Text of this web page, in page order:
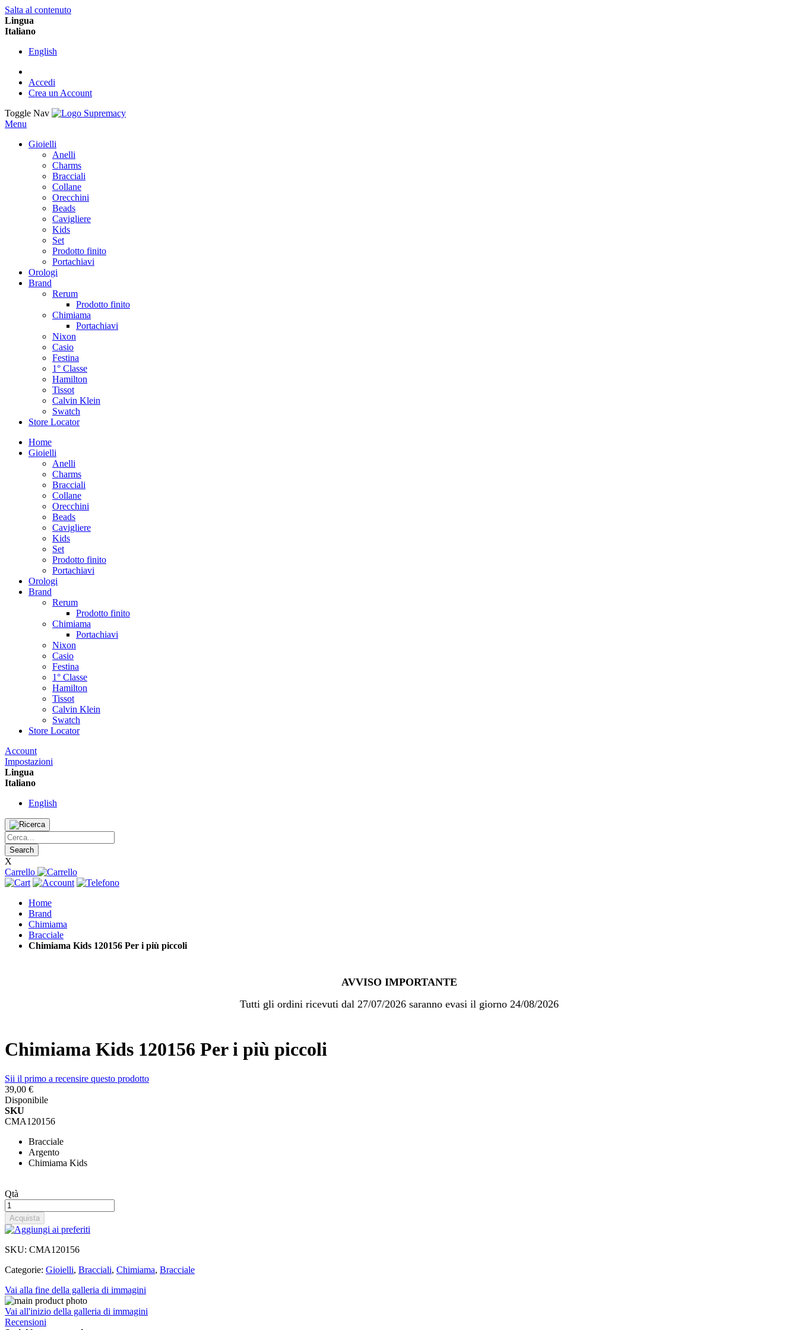
Salta al contenuto
Lingua
Italiano
English
Accedi
Crea un Account
Toggle Nav
Menu
Gioielli
Anelli
Charms
Bracciali
Collane
Orecchini
Beads
Cavigliere
Kids
Set
Prodotto finito
Portachiavi
Orologi
Brand
Rerum
Prodotto finito
Chimiama
Portachiavi
Nixon
Casio
Festina
1° Classe
Hamilton
Tissot
Calvin Klein
Swatch
Store Locator
Home
Gioielli
Anelli
Charms
Bracciali
Collane
Orecchini
Beads
Cavigliere
Kids
Set
Prodotto finito
Portachiavi
Orologi
Brand
Rerum
Prodotto finito
Chimiama
Portachiavi
Nixon
Casio
Festina
1° Classe
Hamilton
Tissot
Calvin Klein
Swatch
Store Locator
Account
Impostazioni
Lingua
Italiano
English
Search
X
Carrello
Home
Brand
Chimiama
Bracciale
Chimiama Kids 120156 Per i più piccoli
AVVISO IMPORTANTE
Tutti gli ordini ricevuti dal 27/07/2026 saranno evasi il giorno 24/08/2026
Chimiama Kids 120156 Per i più piccoli
Sii il primo a recensire questo prodotto
39,00 €
Disponibile
SKU
CMA120156
Bracciale
Argento
Chimiama Kids
Qtà
Acquista
SKU: CMA120156
Categorie: Gioielli, Bracciali, Chimiama, Bracciale
Vai alla fine della galleria di immagini
Vai all'inizio della galleria di immagini
Recensioni